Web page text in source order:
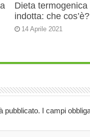
Dieta termogenica
indotta: che cos’è?
14 Aprile 2021
pubblicato. I campi